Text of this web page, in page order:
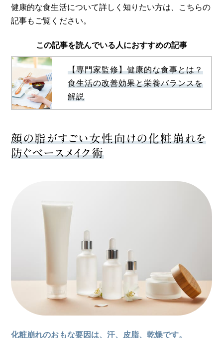
健康的な食生活について詳しく知りたい方は、こちらの
記事もご覧ください。
この記事を読んでいる人におすすめの記事
【専門家監修】健康的な食事とは？
食生活の改善効果と栄養バランスを
解説
顔の脂がすごい女性向けの化粧崩れを
防ぐベースメイク術
化粧崩れのおもな要因は、汗、皮脂、乾燥です。